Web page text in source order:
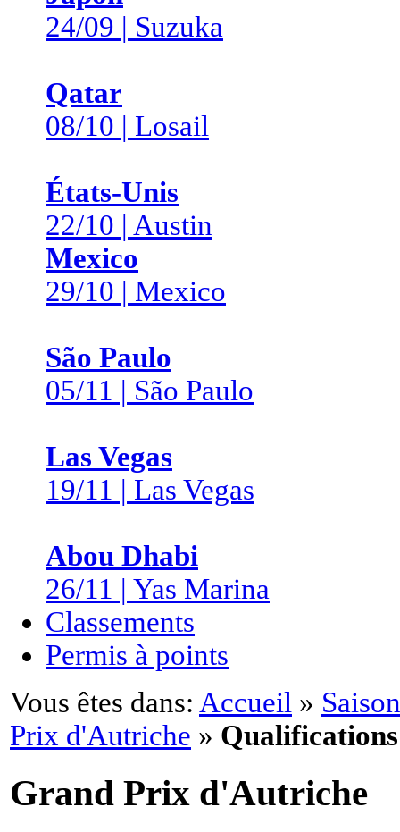
24/09 | Suzuka
Qatar
08/10 | Losail
États-Unis
22/10 | Austin
Mexico
29/10 | Mexico
São Paulo
05/11 | São Paulo
Las Vegas
19/11 | Las Vegas
Abou Dhabi
26/11 | Yas Marina
Classements
Permis à points
Vous êtes dans: Accueil »
Prix d'Autriche »
Grand Prix d'Autriche